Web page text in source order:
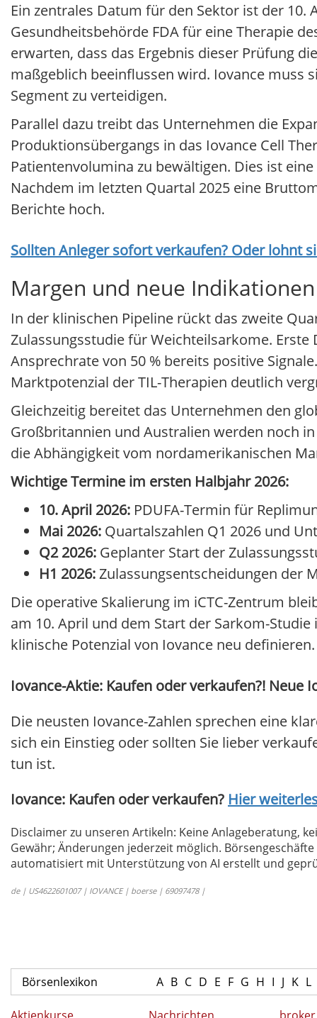
Ein zentrales Datum für den Sektor ist der 10.
Gesundheitsbehörde FDA für eine Therapie
erwarten, dass das Ergebnis dieser Prüfung
maßgeblich beeinflussen wird. Iovance muss
Segment zu verteidigen.
Parallel dazu treibt das Unternehmen die
Produktionsübergangs in das Iovance Cell
Patientenvolumina zu bewältigen. Dies ist
Nachdem im letzten Quartal 2025 eine
Berichte hoch.
Sollten Anleger sofort verkaufen? Oder lohnt
Margen und neue Indikationen
In der klinischen Pipeline rückt das zweite
Zulassungsstudie für Weichteilsarkome.
Ansprechrate von 50 % bereits positive
Marktpotenzial der TIL-Therapien deutlich
Gleichzeitig bereitet das Unternehmen den
Großbritannien und Australien werden noch
die Abhängigkeit vom nordamerikanischen
Wichtige Termine im ersten Halbjahr 2026:
10. April 2026: PDUFA-Termin für
Mai 2026: Quartalszahlen Q1 2026 und
Q2 2026: Geplanter Start der
H1 2026:Zulassungsentscheidungen der
Die operative Skalierung im iCTC-Zentrum
am 10. April und dem Start der Sarkom-
klinische Potenzial von Iovance neu definieren.
Iovance-Aktie: Kaufen oder verkaufen?!
Die neusten Iovance-Zahlen sprechen eine
sich ein Einstieg oder sollten Sie lieber
tun ist.
Iovance: Kaufen oder verkaufen? Hier
Disclaimer zu unseren Artikeln: Keine Anlageberatung,
Gewähr; Änderungen jederzeit möglich.
automatisiert mit Unterstützung von AI erstellt und
de | US4622601007 | IOVANCE | boerse | 69097478 |
Börsenlexikon A B C D E F G H I J K L